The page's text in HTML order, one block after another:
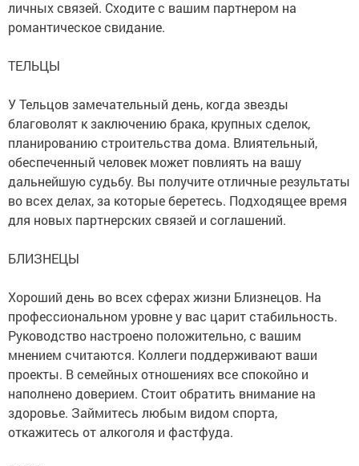
личных связей. Сходите с вашим партнером на
романтическое свидание.
ТЕЛЬЦЫ
У Тельцов замечательный день, когда звезды
благоволят к заключению брака, крупных сделок,
планированию строительства дома. Влиятельный,
обеспеченный человек может повлиять на вашу
дальнейшую судьбу. Вы получите отличные результаты
во всех делах, за которые беретесь. Подходящее время
для новых партнерских связей и соглашений.
БЛИЗНЕЦЫ
Хороший день во всех сферах жизни Близнецов. На
профессиональном уровне у вас царит стабильность.
Руководство настроено положительно, с вашим
мнением считаются. Коллеги поддерживают ваши
проекты. В семейных отношениях все спокойно и
наполнено доверием. Стоит обратить внимание на
здоровье. Займитесь любым видом спорта,
откажитесь от алкоголя и фастфуда.